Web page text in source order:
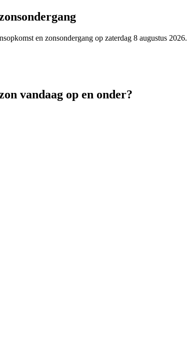
en zonsondergang op zaterdag 8 augustus 2026.
vandaag op en onder?